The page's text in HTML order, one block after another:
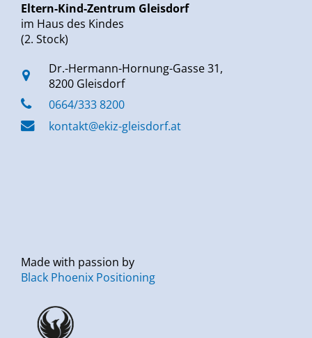
Eltern-Kind-Zentrum Gleisdorf
im Haus des Kindes
(2. Stock)
Dr.-Hermann-Hornung-Gasse 31,
8200 Gleisdorf
0664/333 8200
kontakt@ekiz-gleisdorf.at
Made with passion by
Black Phoenix Positioning